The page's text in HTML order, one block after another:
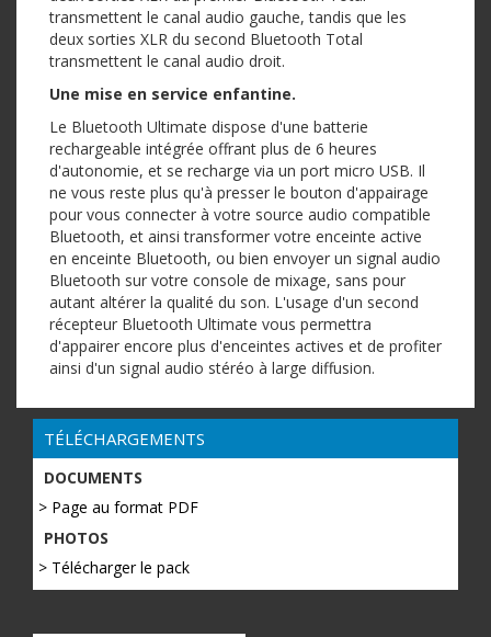
transmettent le canal audio gauche, tandis que les
deux sorties XLR du second Bluetooth Total
transmettent le canal audio droit.
Une mise en service enfantine.
Le Bluetooth Ultimate dispose d'une batterie
rechargeable intégrée offrant plus de 6 heures
d'autonomie, et se recharge via un port micro USB. Il
ne vous reste plus qu'à presser le bouton d'appairage
pour vous connecter à votre source audio compatible
Bluetooth, et ainsi transformer votre enceinte active
en enceinte Bluetooth, ou bien envoyer un signal audio
Bluetooth sur votre console de mixage, sans pour
autant altérer la qualité du son. L'usage d'un second
récepteur Bluetooth Ultimate vous permettra
d'appairer encore plus d'enceintes actives et de profiter
ainsi d'un signal audio stéréo à large diffusion.
TÉLÉCHARGEMENTS
DOCUMENTS
> Page au format PDF
PHOTOS
> Télécharger le pack